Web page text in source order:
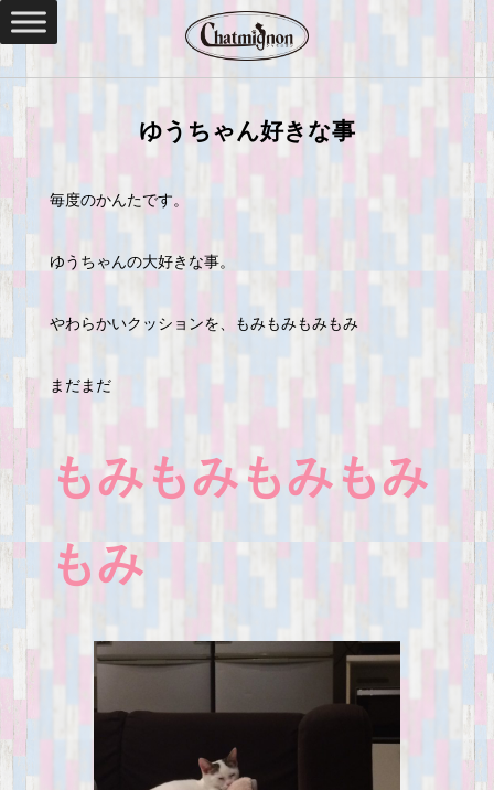
ゆうちゃん好きな事
毎度のかんたです。
ゆうちゃんの大好きな事。
やわらかいクッションを、もみもみもみもみ
まだまだ
もみもみもみもみ
もみ